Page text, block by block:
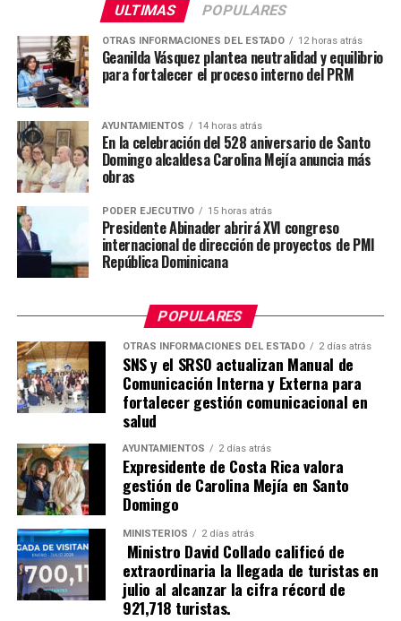
ULTIMAS POPULARES
OTRAS INFORMACIONES DEL ESTADO 12 horas atrás
Geanilda Vásquez plantea neutralidad y equilibrio
para fortalecer el proceso interno del PRM
AYUNTAMIENTOS 14 horas atrás
En la celebración del 528 aniversario de Santo
Domingo alcaldesa Carolina Mejía anuncia más
obras
PODER EJECUTIVO 15 horas atrás
Presidente Abinader abrirá XVI congreso
internacional de dirección de proyectos de PMI
República Dominicana
POPULARES
OTRAS INFORMACIONES DEL ESTADO 2 días atrás
SNS y el SRSO actualizan Manual de
Comunicación Interna y Externa para
fortalecer gestión comunicacional en
salud
AYUNTAMIENTOS 2 días atrás
Expresidente de Costa Rica valora
gestión de Carolina Mejía en Santo
Domingo
MINISTERIOS 2 días atrás
Ministro David Collado calificó de
extraordinaria la llegada de turistas en
julio al alcanzar la cifra récord de
921,718 turistas.